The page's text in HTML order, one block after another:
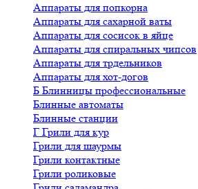
Аппараты для попкорна
Аппараты для сахарной ваты
Аппараты для сосисок в яйце
Аппараты для спиральных чипсов
Аппараты для трдельников
Аппараты для хот-догов
Б Блинницы профессиональные
Блинные автоматы
Блинные станции
Г Грили для кур
Грили для шаурмы
Грили контактные
Грили роликовые